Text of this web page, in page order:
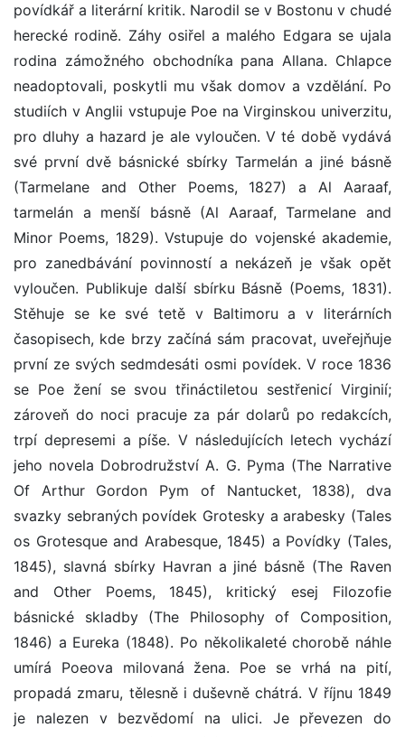
povídkář a literární kritik. Narodil se v Bostonu v chudé
herecké rodině. Záhy osiřel a malého Edgara se ujala
rodina zámožného obchodníka pana Allana. Chlapce
neadoptovali, poskytli mu však domov a vzdělání. Po
studiích v Anglii vstupuje Poe na Virginskou univerzitu,
pro dluhy a hazard je ale vyloučen. V té době vydává
své první dvě básnické sbírky Tarmelán a jiné básně
(Tarmelane and Other Poems, 1827) a Al Aaraaf,
tarmelán a menší básně (Al Aaraaf, Tarmelane and
Minor Poems, 1829). Vstupuje do vojenské akademie,
pro zanedbávání povinností a nekázeň je však opět
vyloučen. Publikuje další sbírku Básně (Poems, 1831).
Stěhuje se ke své tetě v Baltimoru a v literárních
časopisech, kde brzy začíná sám pracovat, uveřejňuje
první ze svých sedmdesáti osmi povídek. V roce 1836
se Poe žení se svou třináctiletou sestřenicí Virginií;
zároveň do noci pracuje za pár dolarů po redakcích,
trpí depresemi a píše. V následujících letech vychází
jeho novela Dobrodružství A. G. Pyma (The Narrative
Of Arthur Gordon Pym of Nantucket, 1838), dva
svazky sebraných povídek Grotesky a arabesky (Tales
os Grotesque and Arabesque, 1845) a Povídky (Tales,
1845), slavná sbírky Havran a jiné básně (The Raven
and Other Poems, 1845), kritický esej Filozofie
básnické skladby (The Philosophy of Composition,
1846) a Eureka (1848). Po několikaleté chorobě náhle
umírá Poeova milovaná žena. Poe se vrhá na pití,
propadá zmaru, tělesně i duševně chátrá. V říjnu 1849
je nalezen v bezvědomí na ulici. Je převezen do